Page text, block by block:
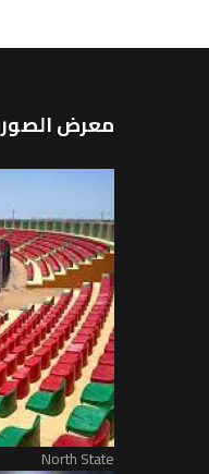
معرض الصور
North State